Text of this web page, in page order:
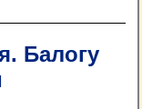
Балогу